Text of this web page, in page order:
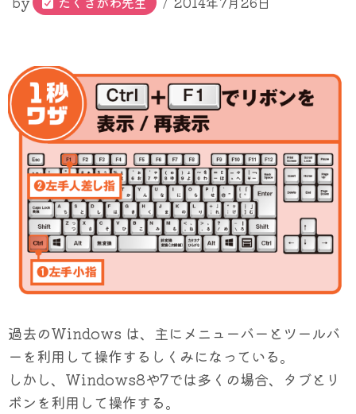
へ
キ
ッ
プ
過去のWindows は、主にメニューバーとツールバ
ーを利用して操作するしくみになっている。
しかし、Windows8や7では多くの場合、タブとリ
ボンを利用して操作する。